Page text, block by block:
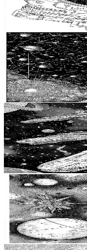
用塗り絵ページ、
のための宇宙塗り
宙冒険アート
Add to wishlist
天体模様の星空ア
ート 星座、大人の
カラーブック、女
$ 0.99
Add to wishlist
大人のための無料
絵ブック、 10 代
の塗り絵、銀河デ
が待っている
$ 0.99
Add to wishlist
Stress Relief カラ
塗り絵ページ、ポ
ー塗り絵、大人向
ジ、インスピレー
0.99